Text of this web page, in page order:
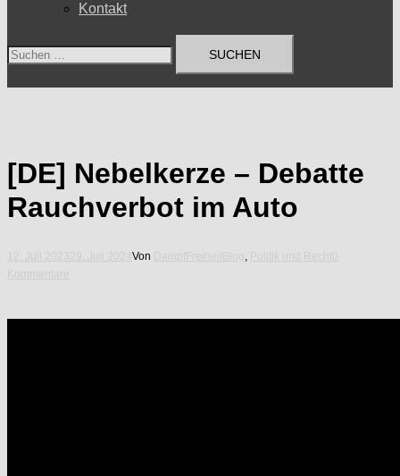
Kontakt
Suchen
[DE] Nebelkerze – Debatte
Rauchverbot im Auto
Von ,